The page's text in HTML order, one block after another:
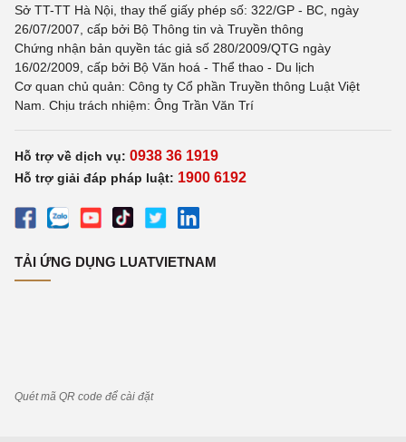
Sở TT-TT Hà Nội, thay thế giấy phép số: 322/GP - BC, ngày
26/07/2007, cấp bởi Bộ Thông tin và Truyền thông
Chứng nhận bản quyền tác giả số 280/2009/QTG ngày
16/02/2009, cấp bởi Bộ Văn hoá - Thể thao - Du lịch
Cơ quan chủ quản: Công ty Cổ phần Truyền thông Luật Việt
Nam. Chịu trách nhiệm: Ông Trần Văn Trí
Hỗ trợ về dịch vụ: 0938 36 1919
Hỗ trợ giải đáp pháp luật: 1900 6192
TẢI ỨNG DỤNG LUATVIETNAM
Quét mã QR code để cài đặt